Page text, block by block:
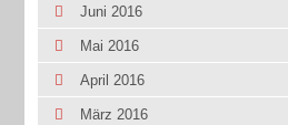
Juni 2016
Mai 2016
April 2016
März 2016